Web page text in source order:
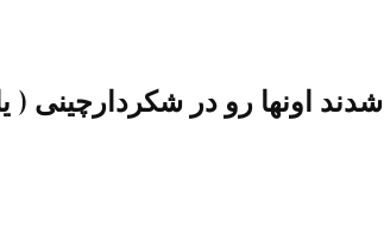
اونها رو در شکردارچینی ( یا